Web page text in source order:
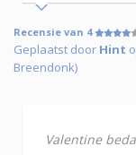
Recensie van 4
Geplaatst door Hint
Breendonk)
Valentine